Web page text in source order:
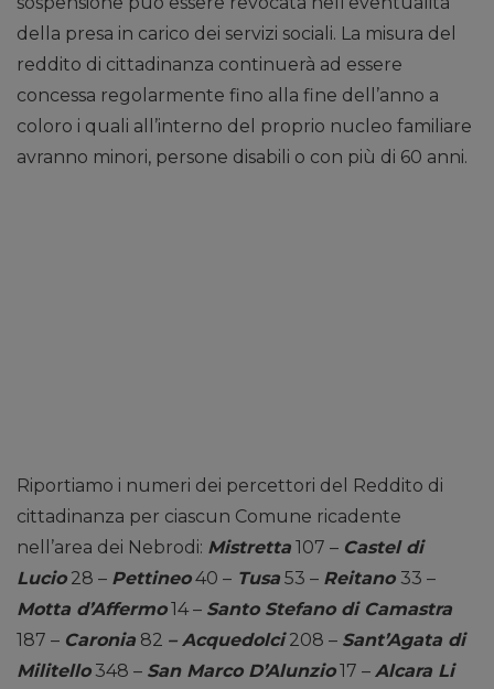
della presa in carico dei servizi sociali. La misura del
reddito di cittadinanza continuerà ad essere
concessa regolarmente fino alla fine dell’anno a
coloro i quali all’interno del proprio nucleo familiare
avranno minori, persone disabili o con più di 60 anni.
Riportiamo i numeri dei percettori del Reddito di
cittadinanza per ciascun Comune ricadente
nell’area dei Nebrodi: Mistretta 107 – Castel di
Lucio28 – Pettineo40 – Tusa 53 – Reitano 33 –
Motta d’Affermo14 – Santo Stefano di Camastra
187 – Caronia 82 – Acquedolci208 – Sant’Agata di
Militello348 – San Marco D’Alunzio17 – Alcara Li